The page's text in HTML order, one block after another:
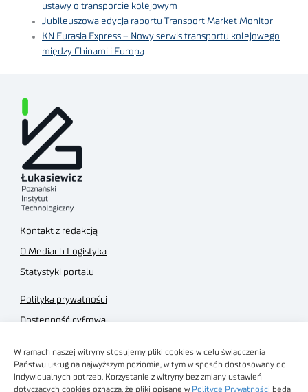
W ramach naszej witryny stosujemy pliki cookies w celu świadczenia
Państwu usług na najwyższym poziomie, w tym w sposób dostosowany do
indywidualnych potrzeb. Korzystanie z witryny bez zmiany ustawień
dotyczących cookies oznacza, że pliki opisane w Polityce Prywatności będą
ustawy o transporcie kolejowym
Jubileuszowa edycja raportu Transport Market Monitor
KN Eurasia Express – Nowy serwis transportu kolejowego
między Chinami i Europą
Kontakt z redakcją
O Mediach Logistyka
Statystyki portalu
Polityka prywatności
Dostępność cyfrowa
Regulamin sklepu